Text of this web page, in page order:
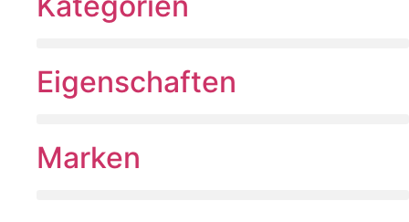
Eigenschaften
Marken